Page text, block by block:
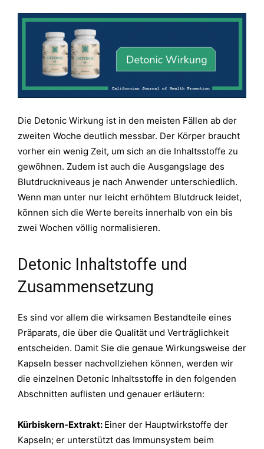
Die Detonic Wirkung ist in den meisten Fällen ab der
zweiten Woche deutlich messbar. Der Körper braucht
vorher ein wenig Zeit, um sich an die Inhaltsstoffe zu
gewöhnen. Zudem ist auch die Ausgangslage des
Blutdruckniveaus je nach Anwender unterschiedlich.
Wenn man unter nur leicht erhöhtem Blutdruck leidet,
können sich die Werte bereits innerhalb von ein bis
zwei Wochen völlig normalisieren.
Detonic Inhaltstoffe und
Zusammensetzung
Es sind vor allem die wirksamen Bestandteile eines
Präparats, die über die Qualität und Verträglichkeit
entscheiden. Damit Sie die genaue Wirkungsweise der
Kapseln besser nachvollziehen können, werden wir
die einzelnen Detonic Inhaltsstoffe in den folgenden
Abschnitten auflisten und genauer erläutern:
Kürbiskern-Extrakt: Einer der Hauptwirkstoffe der
Kapseln; er unterstützt das Immunsystem beim